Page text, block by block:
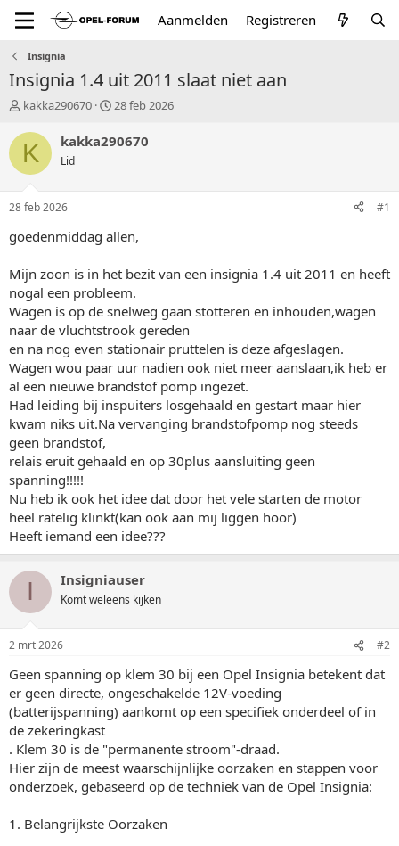
Aanmelden Registreren
Insignia
Insignia 1.4 uit 2011 slaat niet aan
T
p
t
a
r
r
kakka290670
S
a
u
28 feb 2026
K kakka290670
Lid
28 feb 2026 #1
goedenmiddag allen,
Mijn zoon is in het bezit van een insignia 1.4 uit 2011 en heeft
nogal een probleem.
Wagen is op de snelweg gaan stotteren en inhouden,wagen
naar de vluchtstrook gereden
en na nog even stationair pruttelen is deze afgeslagen.
Wagen wou paar uur nadien ook niet meer aanslaan,ik heb er
al een nieuwe brandstof pomp ingezet.
Had leiding bij inspuiters losgehaald en gestart maar hier
kwam niks uit.Na vervanging brandstofpomp nog steeds
geen brandstof,
relais eruit gehaald en op 30plus aansluiting geen
spanning!!!!!
Nu heb ik ook het idee dat door het vele starten de motor
heel ratelig klinkt(kan ook aan mij liggen hoor)
Heeft iemand een idee???
I Insigniauser
Komt weleens kijken
2 mrt 2026 #2
Geen spanning op klem 30 bij een Opel Insignia betekent dat
er geen directe, ongeschakelde 12V-voeding
(batterijspanning) aankomt op een specifiek onderdeel of in
de zekeringkast
. Klem 30 is de "permanente stroom"-draad.
Hier zijn de meest waarschijnlijke oorzaken en stappen voor
onderzoek, gebaseerd op de techniek van de Opel Insignia:
1. Belangrijkste Oorzaken